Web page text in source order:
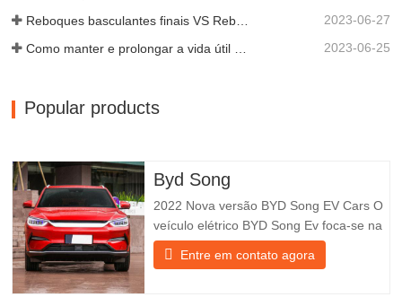
2023-06-27
2023-06-25
Popular products
Byd Song
2022 Nova versão BYD Song EV Cars O
veículo elétrico BYD Song Ev foca-se na
experiência do cliente e no
desenvolvimento de produtos para
Entre em contato agora